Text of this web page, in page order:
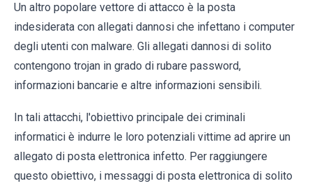
Un altro popolare vettore di attacco è la posta
indesiderata con allegati dannosi che infettano i computer
degli utenti con malware. Gli allegati dannosi di solito
contengono trojan in grado di rubare password,
informazioni bancarie e altre informazioni sensibili.
In tali attacchi, l'obiettivo principale dei criminali
informatici è indurre le loro potenziali vittime ad aprire un
allegato di posta elettronica infetto. Per raggiungere
questo obiettivo, i messaggi di posta elettronica di solito